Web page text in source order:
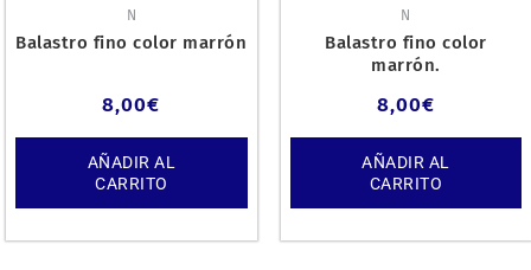
N
Balastro fino color marrón
8,00€
AÑADIR AL
CARRITO
N
Balastro fino color
marrón.
8,00€
AÑADIR AL
CARRITO